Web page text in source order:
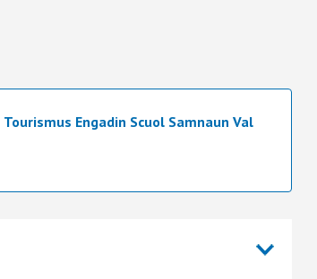
Tourismus Engadin Scuol Samnaun Val